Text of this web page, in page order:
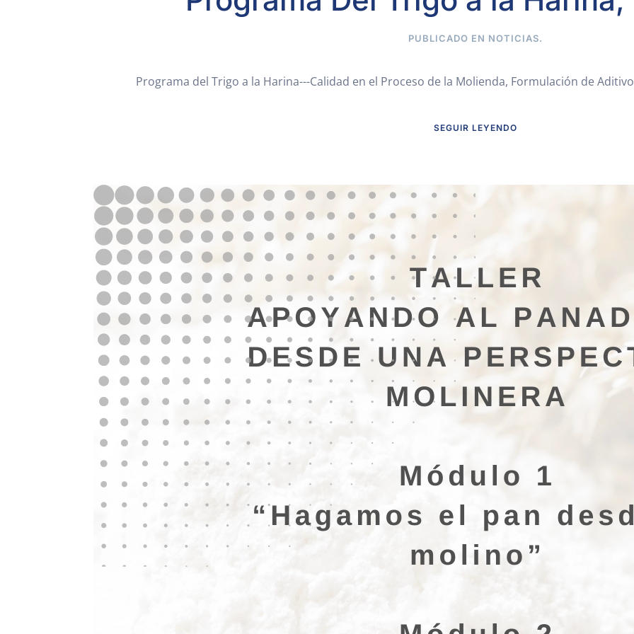
PUBLICADO EN NOTICIAS.
Programa del Trigo a la Harina---Calidad en el Proceso de la Molienda, Formulación de
SEGUIR LEYENDO